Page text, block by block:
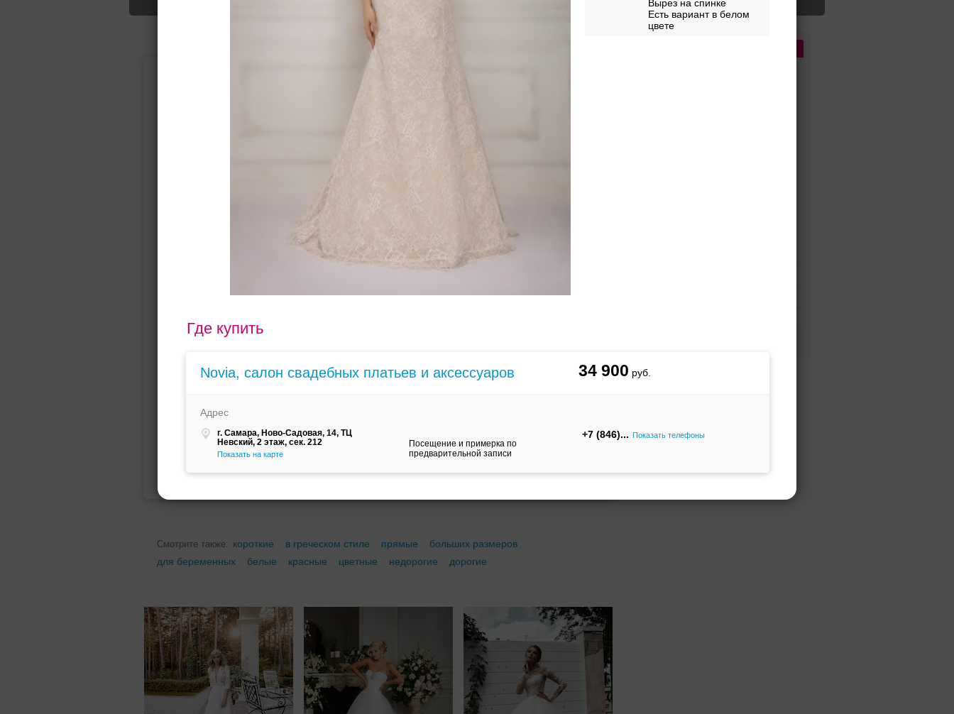
Вырез на спинке
Есть вариант в белом
цвете
Где купить
Novia, салон свадебных платьев и аксессуаров 34 900
Адрес
г. Самара, Ново-Садовая, 14, ТЦ
Невский, 2 этаж, сек. 212
Показать на карте
Посещение и примерка по
предварительной записи
+7 (846) Показать телефоны
Подбор свадебного платья
По стилю
Русалка
Мини (короткое) Со шлейфом
Смотрите также: короткие в греческом стиле прямые
больших размеров
для беременных
белые красные цветные недорогие дорогие